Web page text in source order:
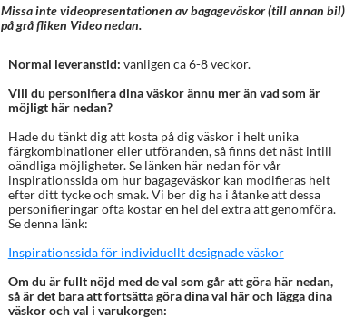
Missa inte videopresentationen av bagageväskor (till annan bil)
på grå fliken Video nedan.
Normal leveranstid: vanligen ca 6-8 veckor.
Vill du personifiera dina väskor ännu mer än vad som är
möjligt här nedan?
Hade du tänkt dig att kosta på dig väskor i helt unika
färgkombinationer eller utföranden, så finns det näst intill
oändliga möjligheter. Se länken här nedan för vår
inspirationssida om hur bagageväskor kan modifieras helt
efter ditt tycke och smak. Vi ber dig ha i åtanke att dessa
personifieringar ofta kostar en hel del extra att genomföra.
Se denna länk:
Inspirationssida för individuellt designade väskor
Om du är fullt nöjd med de val som går att göra här nedan,
så är det bara att fortsätta göra dina val här och lägga dina
väskor och val i varukorgen: